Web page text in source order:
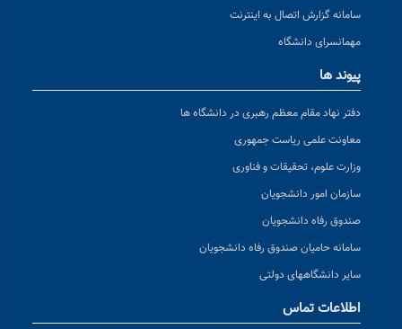
سامانه گزارش اتصال به اینترنت
مهمانسرای دانشگاه
پیوند ها
دفتر نهاد مقام معظم رهبری در دانشگاه ها
معاونت علمی ریاست جمهوری
وزارت علوم، تحقیقات و فناوری
سازمان امور دانشجویان
صندوق رفاه دانشجویان
سامانه حامیان صندوق رفاه دانشجویان
سایر دانشگاههای دولتی
اطلاعات تماس